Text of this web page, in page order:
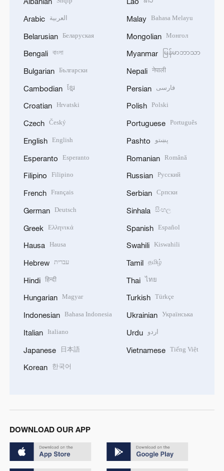
Arabic العربية
Belarusian Беларуская
Bengali বাংলা
Bulgarian Български
Cambodian ខ្មែរ
Croatian Hrvatski
Czech Český
English English
Esperanto Esperanto
Filipino Filipino
French Français
German Deutsch
Greek Ελληνικά
Hausa Hausa
Hebrew עברית
Hindi हिन्दी
Hungarian Magyar
Indonesian Bahasa Indonesia
Italian Italiano
Japanese 日本語
Korean 한국어
Malay Bahasa Melayu
Mongolian Монгол
Myanmar မြန်မာဘာသာ
Nepali नेपाली
Persian فارسی
Polish Polski
Portuguese Português
Pashto پښتو
Romanian Română
Russian Русский
Serbian Српски
Sinhala සිංහල
Spanish Español
Swahili Kiswahili
Tamil தமிழ்
Thai ไทย
Turkish Türkçe
Ukrainian Українська
Urdu اردو
Vietnamese Tiếng Việt
DOWNLOAD OUR APP